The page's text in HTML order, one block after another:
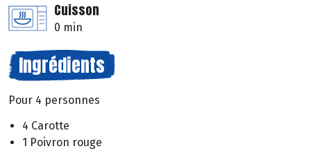
Cuisson
0 min
Ingrédients
Pour 4 personnes
4 Carotte
1 Poivron rouge